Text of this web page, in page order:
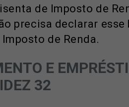
de Imposto de
precisa declarar
de Renda.
E
32